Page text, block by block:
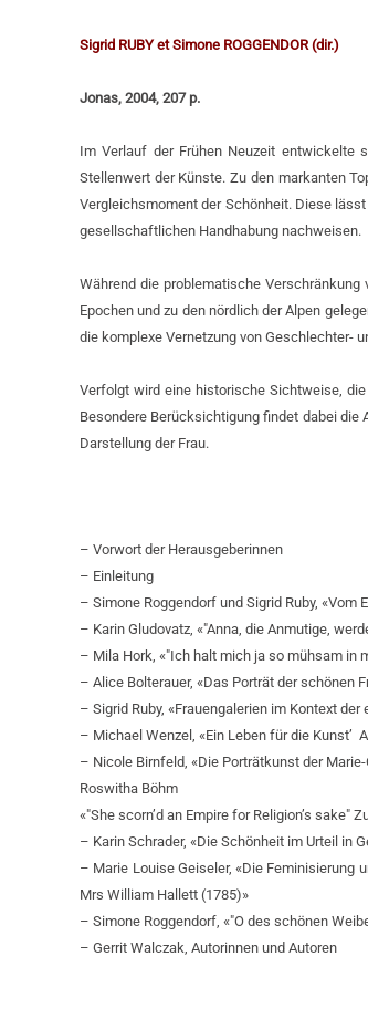
Sigrid RUBY et Simone ROGGENDOR (dir.)
Jonas, 2004, 207 p.
Im Verlauf der Frühen Neuzeit entwickelte
Stellenwert der Künste. Zu den markanten
Vergleichsmoment der Schönheit. Diese
gesellschaftlichen Handhabung nachweisen.
Während die problematische
Epochen und zu den nördlich der Alpen
die komplexe Vernetzung von Geschlechter-
Verfolgt wird eine historische Sichtweise,
Besondere Berücksichtigung findet dabei die
Darstellung der Frau.
– Vorwort der Herausgeberinnen
– Einleitung
– Simone Roggendorf und Sigrid Ruby, «Vom
– Karin Gludovatz, «"Anna, die Anmutige,
– Mila Hork, «"Ich halt mich ja so mühsam in
– Alice Bolterauer, «Das Porträt der schönen
– Sigrid Ruby, «Frauengalerien im Kontext
– Michael Wenzel, «Ein Leben für die Kunst’
– Nicole Birnfeld, «Die Porträtkunst der
Roswitha Böhm
«"She scorn’d an Empire for Religion’s sake"­
– Karin Schrader, «Die Schönheit im Urteil in
– Marie Louise Geiseler, «Die Feminisierung
Mrs William Hallett (1785)»
– Simone Roggendorf, «"O des schönen
– Gerrit Walczak, Autorinnen und Autoren